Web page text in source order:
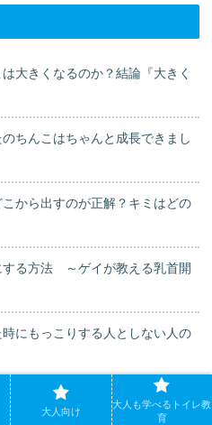
大きくなるのか？結論『大きく
ちんこはちゃんと成長できまし
から出すのが正解？キミはどの
する方法 ～ゲイが教える乳首開
時にもっこりする人としない人の
ーリンク大人向け
大人も学べるトイレ教
育